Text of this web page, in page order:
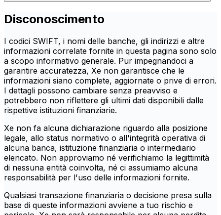
Disconoscimento
I codici SWIFT, i nomi delle banche, gli indirizzi e altre
informazioni correlate fornite in questa pagina sono solo
a scopo informativo generale. Pur impegnandoci a
garantire accuratezza, Xe non garantisce che le
informazioni siano complete, aggiornate o prive di errori.
I dettagli possono cambiare senza preavviso e
potrebbero non riflettere gli ultimi dati disponibili dalle
rispettive istituzioni finanziarie.
Xe non fa alcuna dichiarazione riguardo alla posizione
legale, allo status normativo o all'integrità operativa di
alcuna banca, istituzione finanziaria o intermediario
elencato. Non approviamo né verifichiamo la legittimità
di nessuna entità coinvolta, né ci assumiamo alcuna
responsabilità per l'uso delle informazioni fornite.
Qualsiasi transazione finanziaria o decisione presa sulla
base di queste informazioni avviene a tuo rischio e